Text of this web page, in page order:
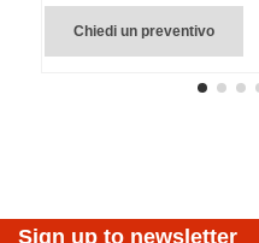
Chiedi un preventivo
Sign up to newsletter